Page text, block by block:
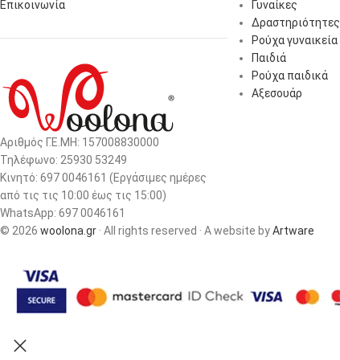
Επικοινωνία
Αριθμός Γ.Ε.ΜΗ: 157008830000
Τηλέφωνο: 25930 53249
Κινητό: 697 0046161 (Eργάσιμες ημέρες
από τις τις 10:00 έως τις 15:00)
WhatsApp: 697 0046161
Γυναίκες
Δραστηριότητες
Ρούχα γυναικεία
Παιδιά
Ρούχα παιδικά
Αξεσουάρ
© 2026 woolona.gr · All rights reserved · A website byArtware